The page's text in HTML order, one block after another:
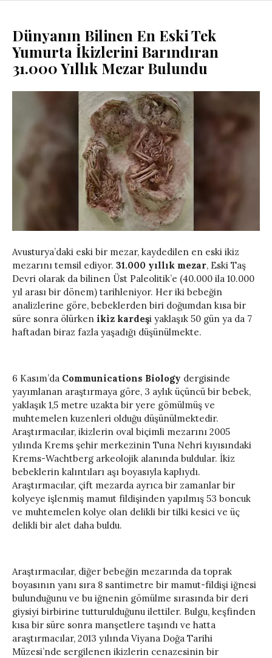
Dünyanın Bilinen En Eski Tek
Yumurta İkizlerini Barındıran
31.000 Yıllık Mezar Bulundu
Avusturya’daki eski bir mezar, kaydedilen en eski ikiz
mezarını temsil ediyor. 31.000 yıllık mezar, Eski Taş
Devri olarak da bilinen Üst Paleolitik’e (40.000 ila 10.000
yıl arası bir dönem) tarihleniyor. Her iki bebeğin
analizlerine göre, bebeklerden biri doğumdan kısa bir
süre sonra ölürken ikiz kardeşi yaklaşık 50 gün ya da 7
haftadan biraz fazla yaşadığı düşünülmekte.
6 Kasım’da Communications Biology dergisinde
yayımlanan araştırmaya göre, 3 aylık üçüncü bir bebek,
yaklaşık 1,5 metre uzakta bir yere gömülmüş ve
muhtemelen kuzenleri olduğu düşünülmektedir.
Araştırmacılar, ikizlerin oval biçimli mezarını 2005
yılında Krems şehir merkezinin Tuna Nehri kıyısındaki
Krems-Wachtberg arkeolojik alanında buldular. İkiz
bebeklerin kalıntıları aşı boyasıyla kaplıydı.
Araştırmacılar, çift mezarda ayrıca bir zamanlar bir
kolyeye işlenmiş mamut fildişinden yapılmış 53 boncuk
ve muhtemelen kolye olan delikli bir tilki kesici ve üç
delikli bir alet daha buldu.
Araştırmacılar, diğer bebeğin mezarında da toprak
boyasının yanı sıra 8 santimetre bir mamut-fildişi iğnesi
bulunduğunu ve bu iğnenin gömülme sırasında bir deri
giysiyi birbirine tutturulduğunu ilettiler. Bulgu, keşfinden
kısa bir süre sonra manşetlere taşındı ve hatta
araştırmacılar, 2013 yılında Viyana Doğa Tarihi
Müzesi’nde sergilenen ikizlerin cenazesinin bir